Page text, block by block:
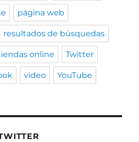
página web
resultados de búsquedas
online Twitter
video YouTube